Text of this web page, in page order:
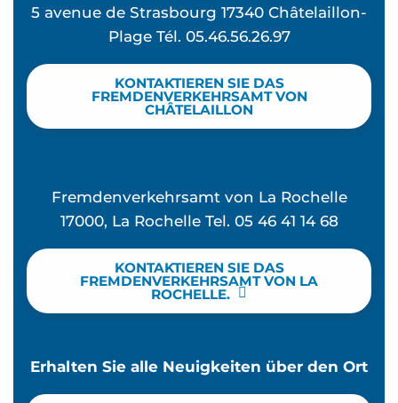
5 avenue de Strasbourg 17340 Châtelaillon-
Plage Tél. 05.46.56.26.97
KONTAKTIEREN SIE DAS
FREMDENVERKEHRSAMT VON
CHÂTELAILLON
Fremdenverkehrsamt von La Rochelle
17000, La Rochelle Tel. 05 46 41 14 68
KONTAKTIEREN SIE DAS
FREMDENVERKEHRSAMT VON LA
ROCHELLE.
Erhalten Sie alle Neuigkeiten über den Ort